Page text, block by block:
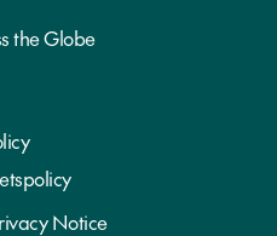
the Globe
Notice